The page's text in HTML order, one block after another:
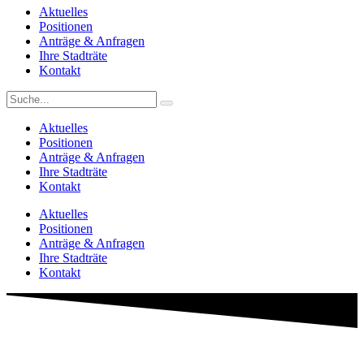
Aktuelles
Positionen
Anträge & Anfragen
Ihre Stadträte
Kontakt
Aktuelles
Positionen
Anträge & Anfragen
Ihre Stadträte
Kontakt
Aktuelles
Positionen
Anträge & Anfragen
Ihre Stadträte
Kontakt